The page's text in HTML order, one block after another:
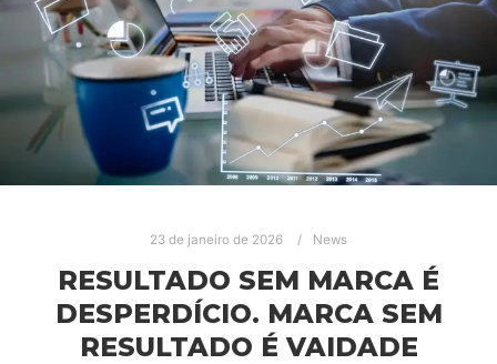
23 de janeiro de 2026 News
RESULTADO SEM MARCA É
DESPERDÍCIO. MARCA SEM
RESULTADO É VAIDADE